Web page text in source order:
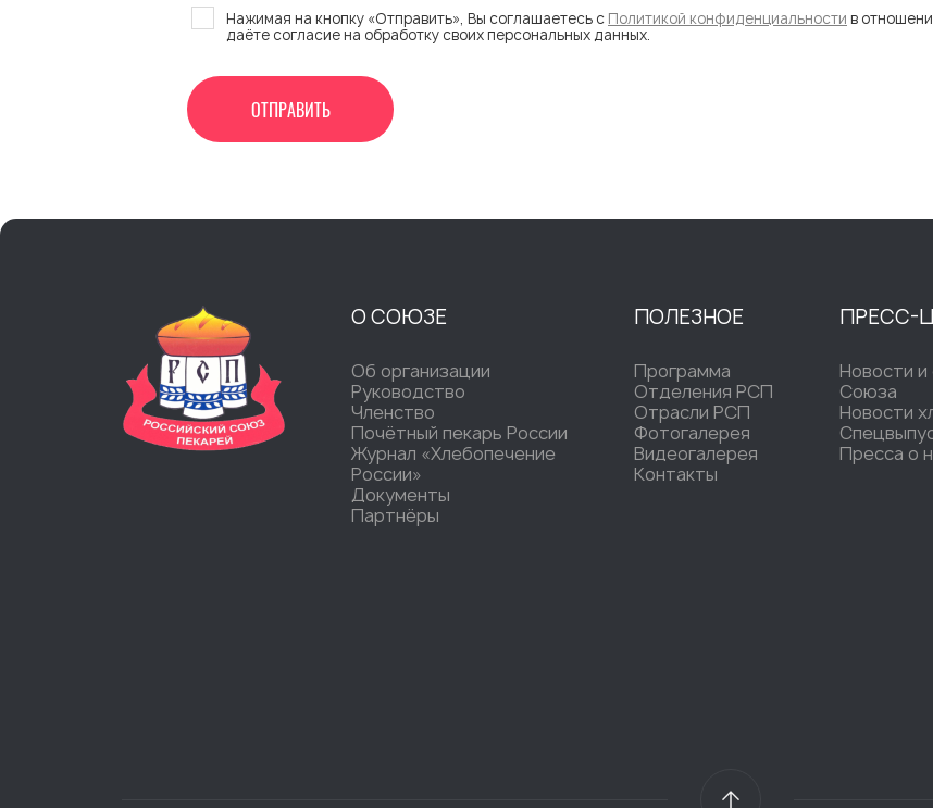
Нажимая на кнопку «Отправить», Вы соглашаетесь с Политикой конфиденциальности в
даёте согласие на обработку своих персональных данных.
ОТПРАВИТЬ
О СОЮЗЕ
Об организации
Руководство
Членство
Почётный пекарь России
Журнал «Хлебопечение
России»
Документы
Партнёры
ПОЛЕЗНОЕ
Программа
Отделения РСП
Отрасли РСП
Фотогалерея
Видеогалерея
Контакты
ПРЕСС-
Новости и
Союза
Новости
Пресса о